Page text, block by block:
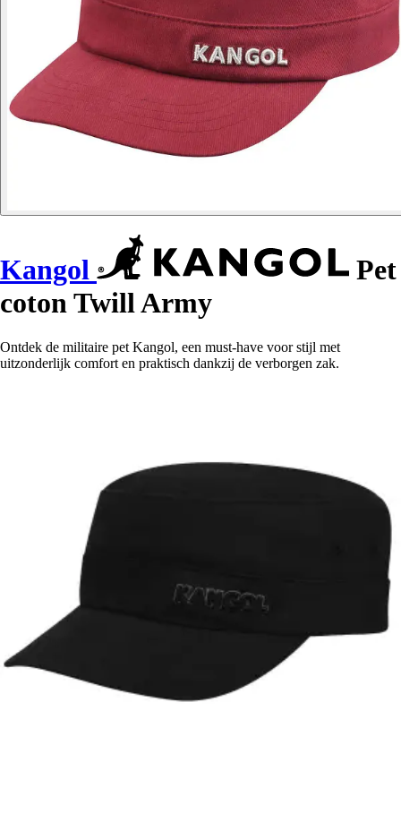
Kangol
Pet
coton Twill Army
Ontdek de militaire pet Kangol, een must-have voor stijl met
uitzonderlijk comfort en praktisch dankzij de verborgen zak.